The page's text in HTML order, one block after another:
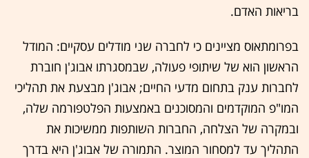
בריאות האדם.
בפרומתאוס מציינים כי לחברה שני מודלים עסקיים: המודל
הראשון הוא של שיתופי פעולה, שבמסגרתו אבוג'ן חוברת
לחברות ענק בתחום מדעי החיים; אבוג'ן מבצעת את תהליכי
המו"פ המוקדמים והמסוכנים באמצעות הפלטפורמה שלה,
ובמקרה של הצלחה, החברות השותפות ממשיכות את
התהליך עד למסחור המוצר. התמורה של אבוג'ן היא בדרך